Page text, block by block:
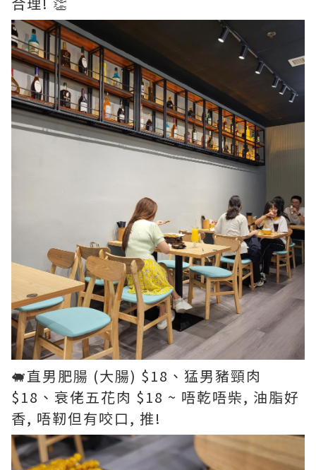
🐖直男肥腸 (大腸) $18、猛男豬頸肉
$18、衰佬五花肉 $18 ~ 唔乾唔柴, 油脂好
香, 唔靭但有咬口, 推!